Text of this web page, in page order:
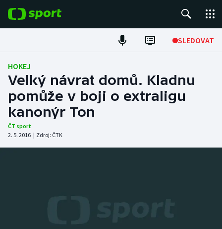
SLEDOVAT
Fotbal
Hokej
Tenis
Atletika
HOKEJ
Velký návrat domů. Kladnu
pomůže v boji o extraligu
kanonýr Ton
ČT sport
2. 5. 2016 | Zdroj: ČTK